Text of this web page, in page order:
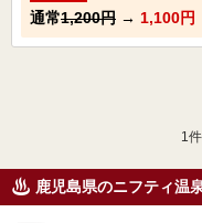
通常1,200円 → 1,100円
1
鹿児島県のニフティ温